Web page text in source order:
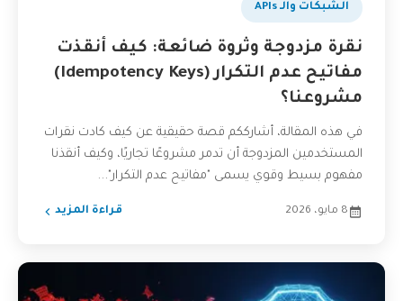
الشبكات والـ APIs
نقرة مزدوجة وثروة ضائعة: كيف أنقذت
مفاتيح عدم التكرار (Idempotency Keys)
مشروعنا؟
في هذه المقالة، أشارككم قصة حقيقية عن كيف كادت نقرات
المستخدمين المزدوجة أن تدمر مشروعًا تجاريًا، وكيف أنقذنا
مفهوم بسيط وقوي يسمى "مفاتيح عدم التكرار"...
8 مايو، 2026 قراءة المزيد